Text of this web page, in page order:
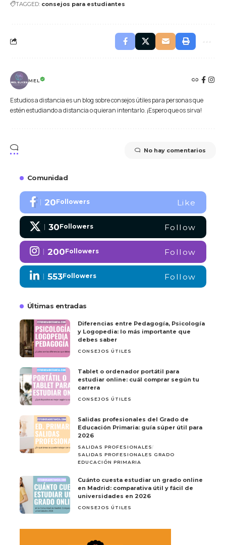
TAGGED: consejos para estudiantes
MEL
Estudios a distancia es un blog sobre consejos útiles para personas que
estén estudiando a distancia o quieran intentarlo. ¡Espero que os sirva!
No hay comentarios
Comunidad
20Followers Like
30Followers Follow
200Followers Follow
553Followers Follow
Últimas entradas
Diferencias entre Pedagogía, Psicología
y Logopedia: lo más importante que
debes saber
CONSEJOS ÚTILES
Tablet o ordenador portátil para
estudiar online: cuál comprar según tu
carrera
CONSEJOS ÚTILES
Salidas profesionales del Grado de
Educación Primaria: guía súper útil para
2026
SALIDAS PROFESIONALES
SALIDAS PROFESIONALES GRADO
EDUCACIÓN PRIMARIA
Cuánto cuesta estudiar un grado online
en Madrid: comparativa útil y fácil de
universidades en 2026
CONSEJOS ÚTILES